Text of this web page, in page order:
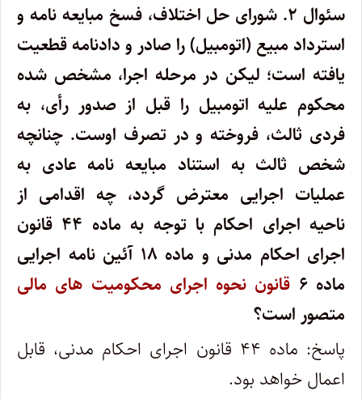
سئوال ۲.
شورای حل اختلاف، فسخ مبایعه نامه و
استرداد مبیع (اتومبیل) را صادر و دادنامه قطعیت
یافته است؛ لیکن در مرحله اجرا، مشخص شده
محکوم علیه اتومبیل را قبل از صدور رأی، به
فردی ثالث، فروخته و در تصرف اوست. چنانچه
شخص ثالث به استناد مبایعه نامه عادی به
عملیات اجرایی معترض گردد، چه اقدامی از
ناحیه اجرای احکام با توجه به ماده ۴۴ قانون
اجرای احکام مدنی و ماده ۱۸ آئین نامه اجرایی
ماده ۶
قانون نحوه اجرای محکومیت های مالی
متصور است؟
پاسخ: ماده ۴۴ قانون اجرای احکام مدنی، قابل
اعمال خواهد بود.